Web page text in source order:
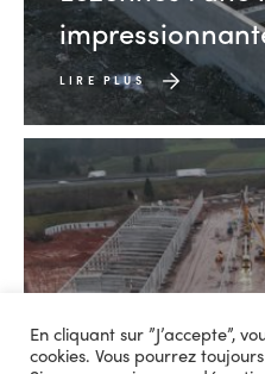
LIRE PLUS
CONSTRUCTION
En cliquant sur ”J’accepte”,
cookies. Vous pourrez